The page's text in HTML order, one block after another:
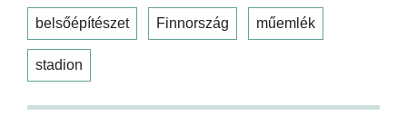
belsőépítészet Finnország műemlék
stadion